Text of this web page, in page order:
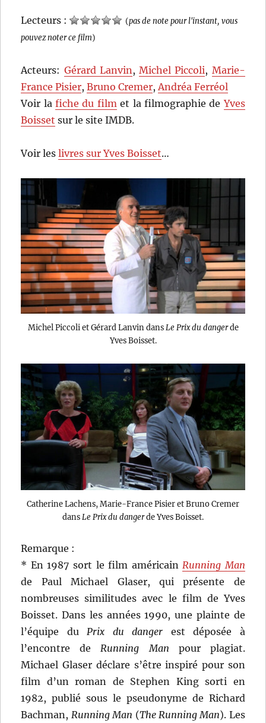
Lecteurs : (pas de note pour l'instant, vous
pouvez noter ce film)
Acteurs: Gérard Lanvin,Michel Piccoli, Marie-
France Pisier,Bruno Cremer,Andréa Ferréol
Voir lafiche du filmet la filmographie deYves
Boisset sur le site IMDB.
Voir leslivres sur Yves Boisset…
Michel Piccoli et Gérard Lanvin dansLe Prix du dangerde
Yves Boisset.
Catherine Lachens, Marie-France Pisier et Bruno Cremer
dans Le Prix du dangerde Yves Boisset.
Remarque :
* En 1987 sort le film américain Running Man
de Paul Michael Glaser, qui présente de
nombreuses similitudes avec le film de Yves
Boisset. Dans les années 1990, une plainte de
l’équipe du Prix du danger est déposée à
l’encontre de Running Man pour plagiat.
Michael Glaser déclare s’être inspiré pour son
film d’un roman de Stephen King sorti en
1982, publié sous le pseudonyme de Richard
Bachman, Running Man (The Running Man). Les